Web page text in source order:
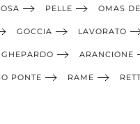
PELLE OMAS
GOCCIA LAVORATO
GHEPARDO ARANCIONE
PONTE RAME